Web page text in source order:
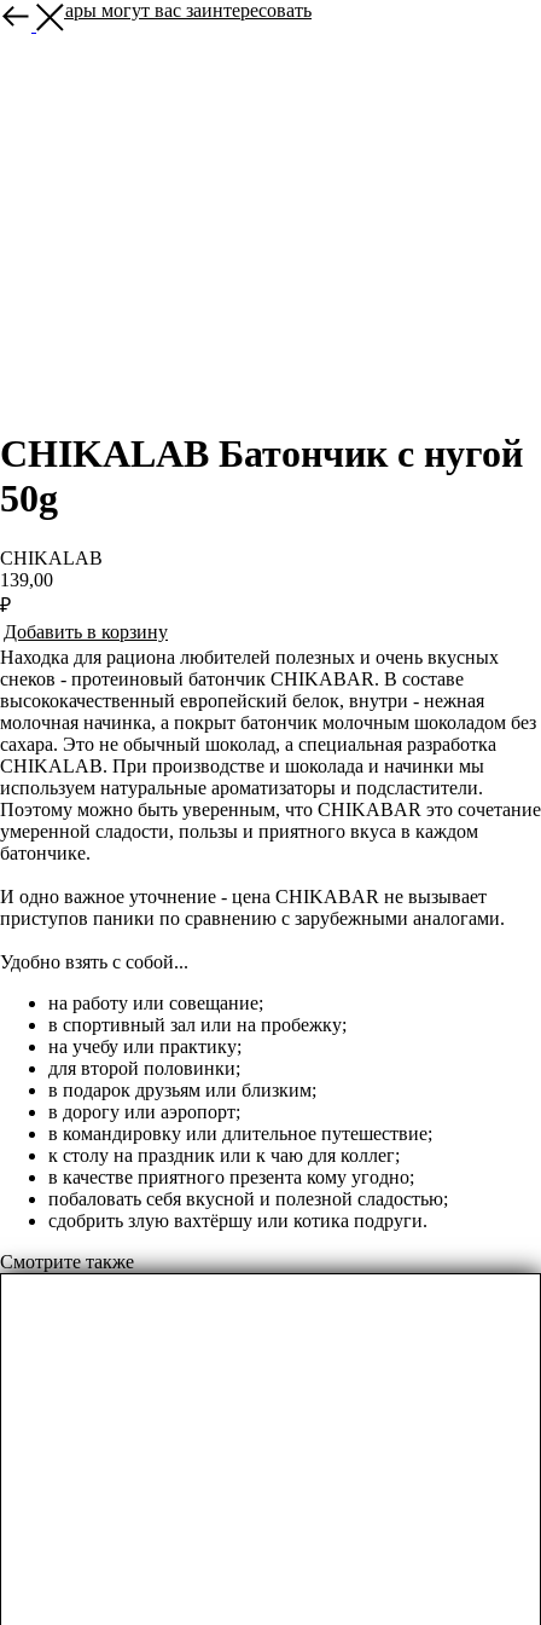
Эти товары могут вас заинтересовать
CHIKALAB Батончик с нугой
50g
CHIKALAB
139,00
₽
Добавить в корзину
Находка для рациона любителей полезных и очень вкусных
снеков - протеиновый батончик CHIKABAR. В составе
высококачественный европейский белок, внутри - нежная
молочная начинка, а покрыт батончик молочным шоколадом без
сахара. Это не обычный шоколад, а специальная разработка
CHIKALAB. При производстве и шоколада и начинки мы
используем натуральные ароматизаторы и подсластители.
Поэтому можно быть уверенным, что CHIKABAR это сочетание
умеренной сладости, пользы и приятного вкуса в каждом
батончике.
И одно важное уточнение - цена CHIKABAR не вызывает
приступов паники по сравнению с зарубежными аналогами.
Удобно взять с собой...
на работу или совещание;
в спортивный зал или на пробежку;
на учебу или практику;
для второй половинки;
в подарок друзьям или близким;
в дорогу или аэропорт;
в командировку или длительное путешествие;
к столу на праздник или к чаю для коллег;
в качестве приятного презента кому угодно;
побаловать себя вкусной и полезной сладостью;
сдобрить злую вахтёршу или котика подруги.
Смотрите также